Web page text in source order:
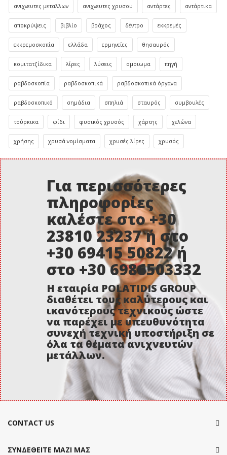
ανιχνευτες μεταλλων ανιχνευτες χρυσου αντάρτες αντάρτικα
αποκρύψεις βιβλίο βράχος δέντρο εκκρεμές
εκκρεμοσκοπία ελλάδα ερμηνείες θησαυρός
κομιτατζίδικα λίρες λύσεις ομοιωμα πηγή
ραβδοσκοπία ραβδοσκοπικά ραβδοσκοπικά όργανα
ραβδοσκοπικό σημάδια σπηλιά σταυρός συμβουλές
τούρκικα φίδι φυσικός χρυσός χάρτης χελώνα
χρήσης χρυσά νομίσματα χρυσές λίρες χρυσός
Για περισσότερες
πληροφορίες
καλέστε στο +30
23810 23237 ή στο
+30 69415 50822 ή
στο +30 6986503332
Η εταιρία POLATIDIS GROUP
διαθέτει τους καλύτερους και
ικανότερους τεχνικούς ώστε
να παρέχει με υπευθυνότητα
συνεχή τεχνική υποστήριξη σε
όλα τα θέματα ανιχνευτών
μετάλλων.
CONTACT US
ΣΥΝΔΕΘΕΙΤΕ ΜΑΖΙ ΜΑΣ